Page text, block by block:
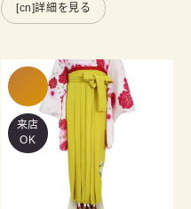
[cn]詳細を見る
来店
OK